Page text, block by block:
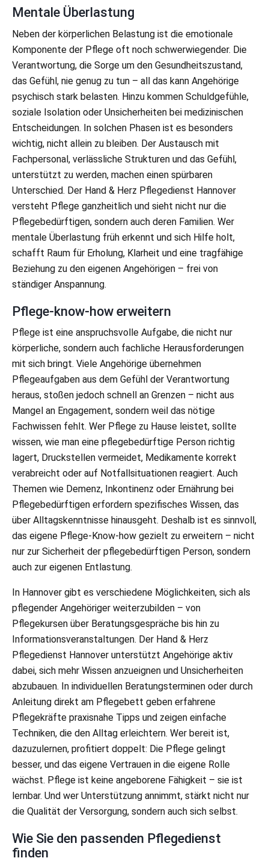
Mentale Überlastung
Neben der körperlichen Belastung ist die emotionale
Komponente der Pflege oft noch schwerwiegender. Die
Verantwortung, die Sorge um den Gesundheitszustand,
das Gefühl, nie genug zu tun – all das kann Angehörige
psychisch stark belasten. Hinzu kommen Schuldgefühle,
soziale Isolation oder Unsicherheiten bei medizinischen
Entscheidungen. In solchen Phasen ist es besonders
wichtig, nicht allein zu bleiben. Der Austausch mit
Fachpersonal, verlässliche Strukturen und das Gefühl,
unterstützt zu werden, machen einen spürbaren
Unterschied. Der Hand & Herz Pflegedienst Hannover
versteht Pflege ganzheitlich und sieht nicht nur die
Pflegebedürftigen, sondern auch deren Familien. Wer
mentale Überlastung früh erkennt und sich Hilfe holt,
schafft Raum für Erholung, Klarheit und eine tragfähige
Beziehung zu den eigenen Angehörigen – frei von
ständiger Anspannung.
Pflege-know-how erweitern
Pflege ist eine anspruchsvolle Aufgabe, die nicht nur
körperliche, sondern auch fachliche Herausforderungen
mit sich bringt. Viele Angehörige übernehmen
Pflegeaufgaben aus dem Gefühl der Verantwortung
heraus, stoßen jedoch schnell an Grenzen – nicht aus
Mangel an Engagement, sondern weil das nötige
Fachwissen fehlt. Wer Pflege zu Hause leistet, sollte
wissen, wie man eine pflegebedürftige Person richtig
lagert, Druckstellen vermeidet, Medikamente korrekt
verabreicht oder auf Notfallsituationen reagiert. Auch
Themen wie Demenz, Inkontinenz oder Ernährung bei
Pflegebedürftigen erfordern spezifisches Wissen, das
über Alltagskenntnisse hinausgeht. Deshalb ist es sinnvoll,
das eigene Pflege-Know-how gezielt zu erweitern – nicht
nur zur Sicherheit der pflegebedürftigen Person, sondern
auch zur eigenen Entlastung.
In Hannover gibt es verschiedene Möglichkeiten, sich als
pflegender Angehöriger weiterzubilden – von
Pflegekursen über Beratungsgespräche bis hin zu
Informationsveranstaltungen. Der Hand & Herz
Pflegedienst Hannover unterstützt Angehörige aktiv
dabei, sich mehr Wissen anzueignen und Unsicherheiten
abzubauen. In individuellen Beratungsterminen oder durch
Anleitung direkt am Pflegebett geben erfahrene
Pflegekräfte praxisnahe Tipps und zeigen einfache
Techniken, die den Alltag erleichtern. Wer bereit ist,
dazuzulernen, profitiert doppelt: Die Pflege gelingt
besser, und das eigene Vertrauen in die eigene Rolle
wächst. Pflege ist keine angeborene Fähigkeit – sie ist
lernbar. Und wer Unterstützung annimmt, stärkt nicht nur
die Qualität der Versorgung, sondern auch sich selbst.
Wie Sie den passenden Pflegedienst
finden